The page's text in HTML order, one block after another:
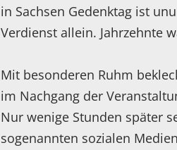
in Sachsen Gedenktag ist
Verdienst allein. Jahrzehnte
Mit besonderen Ruhm
im Nachgang der
Nur wenige Stunden später
sogenannten sozialen